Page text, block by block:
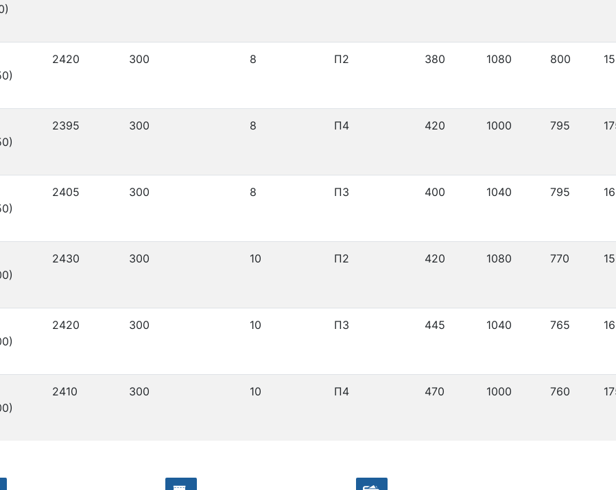
2420 300 8 П2 380 1080 800
2395 300 8 П4 420 1000 795
2405 300 8 П3 400 1040 795
2430 300 10 П2 420 1080 770
2420 300 10 П3 445 1040 765
2410 300 10 П4 470 1000 760